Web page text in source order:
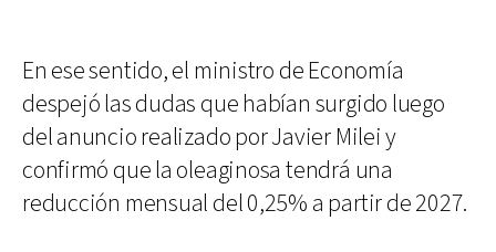
En ese sentido, el ministro de Economía
despejó las dudas que habían surgido luego
del anuncio realizado por Javier Milei y
confirmó que la oleaginosa tendrá una
reducción mensual del 0,25% a partir de 2027.